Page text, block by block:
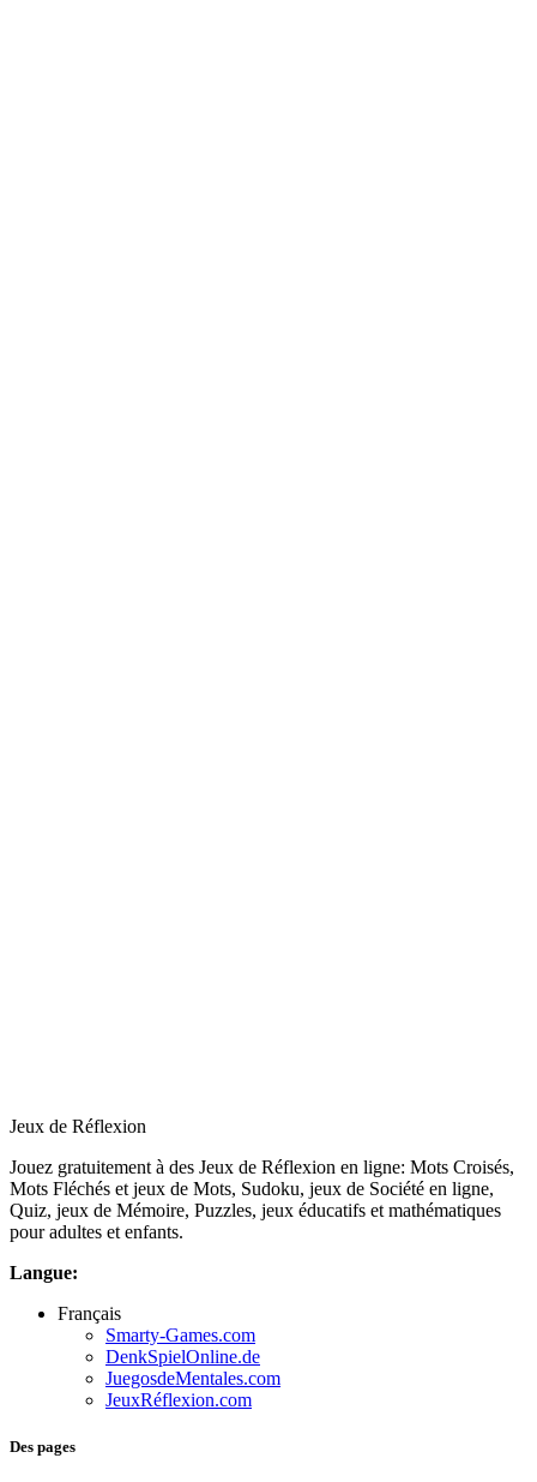
Jeux de Réflexion
Jouez gratuitement à des Jeux de Réflexion en ligne: Mots Croisés,
Mots Fléchés et jeux de Mots, Sudoku, jeux de Société en ligne,
Quiz, jeux de Mémoire, Puzzles, jeux éducatifs et mathématiques
pour adultes et enfants.
Langue:
Français
Smarty-Games.com
DenkSpielOnline.de
JuegosdeMentales.com
JeuxRéflexion.com
Des pages